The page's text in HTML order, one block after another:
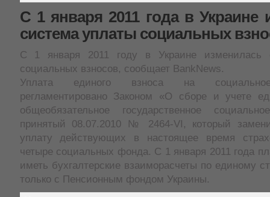
С 1 января 2011 года в Украине
система уплаты социальных
С 1 января 2011 году в Украине изменилась
социальных взносов, сообщает BankNews.
Уплата единого взноса на социальное
регламентировано Законом «О сборе и учете
общеобязательное государственное
принятый 08.07.2010 № 2464-VI, который
уплату действующих в настоящее время
четыре социальных фонда. С 1 января 2011 года
иметь бухгалтерские взаиморасчеты по единому
только с Пенсионным фондом Украины.